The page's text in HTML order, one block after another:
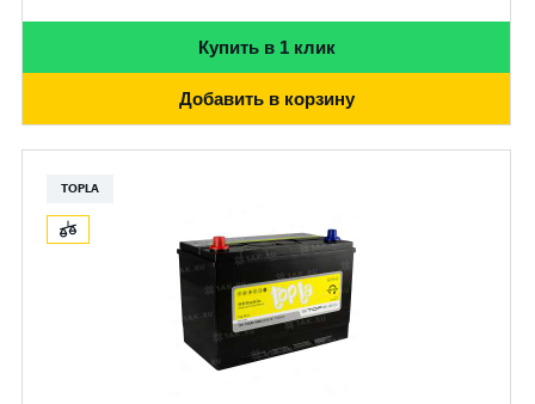
Купить в 1 клик
Добавить в корзину
TOPLA